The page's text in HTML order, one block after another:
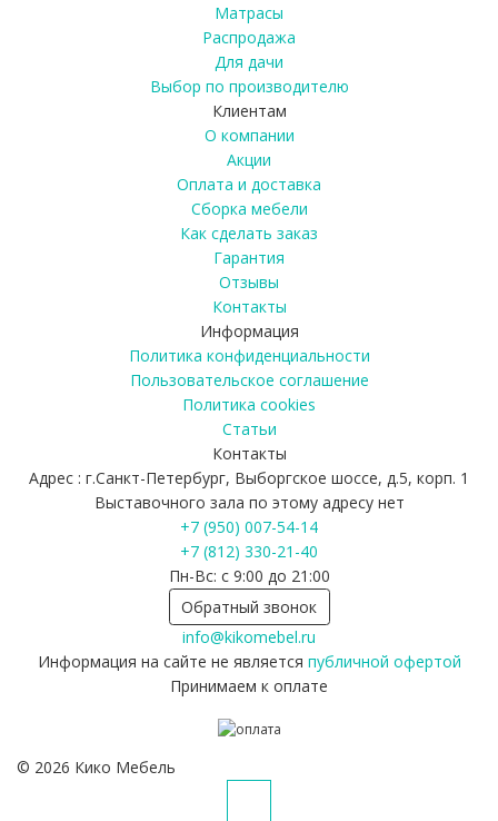
Матрасы
Распродажа
Для дачи
Выбор по производителю
Клиентам
О компании
Акции
Оплата и доставка
Сборка мебели
Как сделать заказ
Гарантия
Отзывы
Контакты
Информация
Политика конфиденциальности
Пользовательское соглашение
Политика cookies
Статьи
Контакты
Адрес : г.Санкт-Петербург, Выборгское шоссе, д.5, корп. 1
Выставочного зала по этому адресу нет
+7 (950) 007-54-14
+7 (812) 330-21-40
Пн-Вс: с 9:00 до 21:00
Обратный звонок
info@kikomebel.ru
Информация на сайте не является публичной офертой
Принимаем к оплате
© 2026 Кико Мебель